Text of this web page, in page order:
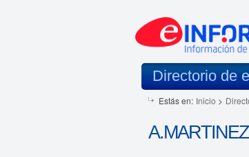
Directorio de
Estás en: Inicio >